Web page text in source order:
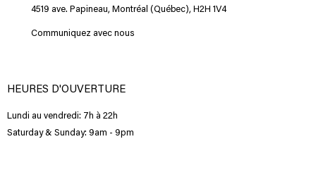
4519 ave. Papineau, Montréal (Québec), H2H 1V4
Communiquez avec nous
HEURES D'OUVERTURE
Lundi au vendredi: 7h à 22h
Saturday & Sunday: 9am - 9pm